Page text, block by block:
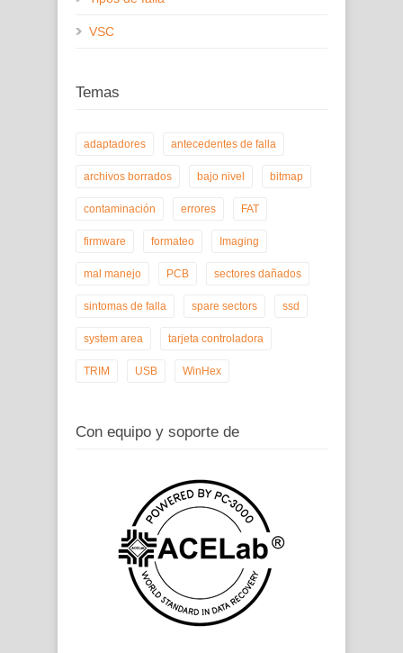
VSC
Temas
adaptadores antecedentes de falla
archivos borrados bajo nivel bitmap
contaminación errores FAT
firmware formateo Imaging
mal manejo PCB sectores dañados
sintomas de falla spare sectors ssd
system area tarjeta controladora
TRIM USB WinHex
Con equipo y soporte de